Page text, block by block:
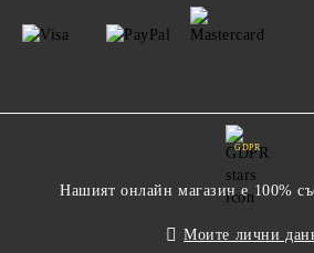
GDPR
Нашият онлайн магазин е 100%
Моите лични